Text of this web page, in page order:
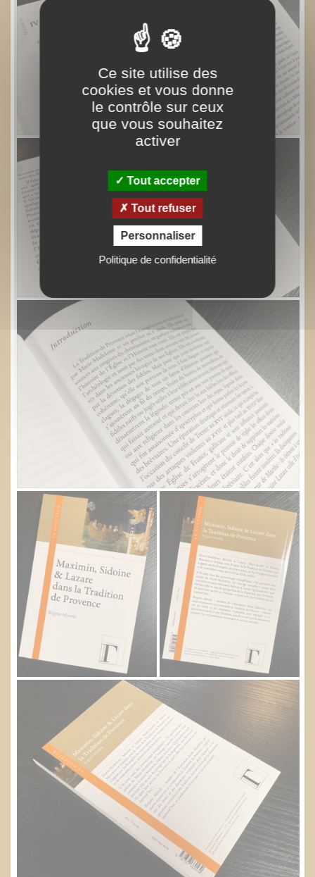
Ce site utilise des
cookies et vous donne
le contrôle sur ceux
que vous souhaitez
activer
Tout accepter
Tout refuser
Personnaliser
Politique de confidentialité